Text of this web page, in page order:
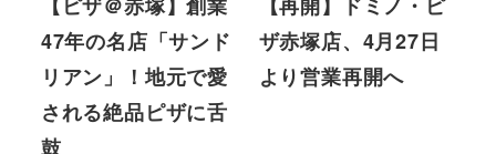
47年の名店「サンド
リアン」！地元で愛
される絶品ピザに舌
鼓
ザ赤塚店、4月27日
より営業再開へ